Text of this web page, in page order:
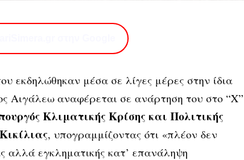
εκδηλώθηκαν μέσα σε λίγες μέρες στην ίδια
Αιγάλεω αναφέρεται σε ανάρτηση του στο “X”
Κλιματικής Κρίσης και Πολιτικής
, υπογραμμίζοντας ότι «πλέον δεν
αλλά εγκληματικής κατ’ επανάληψη